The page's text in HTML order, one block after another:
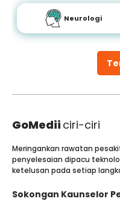
Neurologi
GoMedii ciri-ciri
Meringankan rawatan
penyelesaian dipacu
ketelusan pada setiap
Sokongan Kaunselor